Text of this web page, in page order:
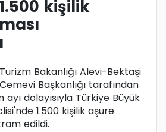
kişilik
Bakanlığı Alevi-Bektaşi
Başkanlığı tarafından
dolayısıyla Türkiye Büyük
1.500 kişilik aşure
edildi.